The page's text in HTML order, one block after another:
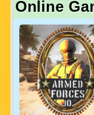
Online